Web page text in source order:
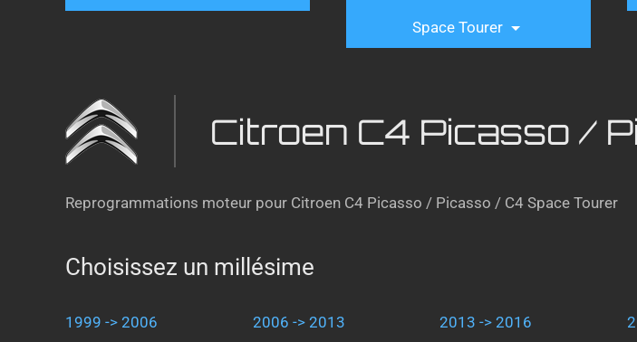
Space Tourer
Citroen C4 Picasso /
Reprogrammations moteur pour Citroen C4 Picasso / Picasso / C4 Space Tourer
Choisissez un millésime
1999 -> 2006 2006 -> 2013 2013 -> 2016